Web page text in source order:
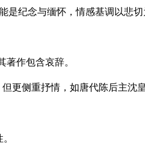
纪念与缅怀，情感基调以悲切
著作包含哀辞。
更侧重抒情，如唐代陈后主沈